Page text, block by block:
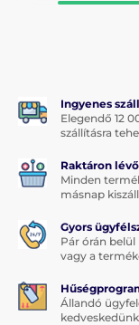
Ingyenes
Elegendő 12
szállításra
Raktáron
Minden
másnap
Gyors
Pár órán
vagy a
Állandó